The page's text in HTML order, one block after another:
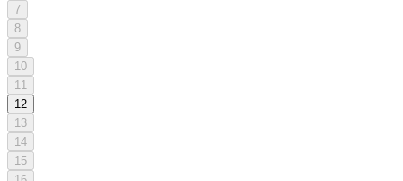
7
8
9
10
11
12
13
14
15